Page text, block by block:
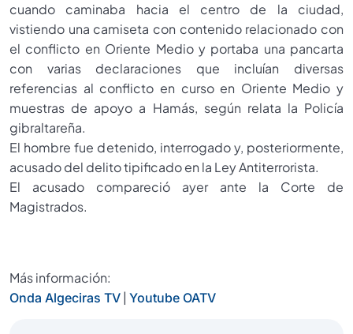
cuando caminaba hacia el centro de la ciudad,
vistiendo una camiseta con contenido relacionado con
el conflicto en Oriente Medio y portaba una pancarta
con varias declaraciones que incluían diversas
referencias al conflicto en curso en Oriente Medio y
muestras de apoyo a Hamás, según relata la Policía
gibraltareña.
El hombre fue detenido, interrogado y, posteriormente,
acusado del delito tipificado en la Ley Antiterrorista.
El acusado compareció ayer ante la Corte de
Magistrados.
Más información:
Onda Algeciras TV | Youtube OATV